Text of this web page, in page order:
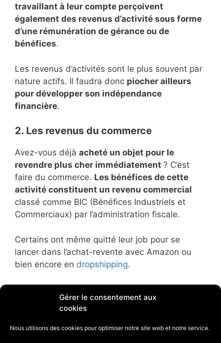
Gérer le consentement aux
cookies
Nous utilisons des cookies pour optimiser notre site web et notre service.
travaillant à leur compte perçoivent
également des revenus d’activité sous forme
d’une rémunération de gérance ou de
bénéfices.
Les revenus d’activités sont le plus souvent par
nature actifs. Il faudra donc piocher ailleurs
pour développer son indépendance
financière.
2. Les revenus du commerce
Avez-vous déjà acheté un objet pour le
revendre plus cher immédiatement ? C’est
faire du commerce. Les bénéfices de cette
activité constituent un revenu commercial
classé comme BIC (Bénéfices Industriels et
Commerciaux) par l’administration fiscale.
Certains ont même quitté leur job pour se
lancer dans l’achat-revente avec Amazon ou
bien encore en dropshipping.
existait bien avant la création des monnaies
avec le troc.